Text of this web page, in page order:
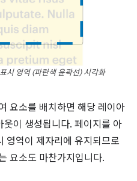
시 영역(파란색 윤곽선)시각화
요소를 배치하면 해당 레이아
이 생성됩니다. 페이지를 아
영역이 제자리에 유지되므로
요소도 마찬가지입니다.